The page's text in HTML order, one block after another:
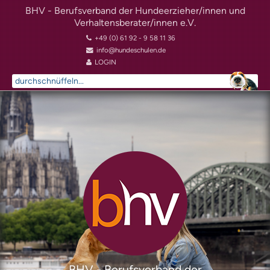
BHV - Berufsverband der Hundeerzieher/innen und
Verhaltensberater/innen e.V.
+49 (0) 61 92 - 9 58 11 36
info@hundeschulen.de
LOGIN
Suchen
...